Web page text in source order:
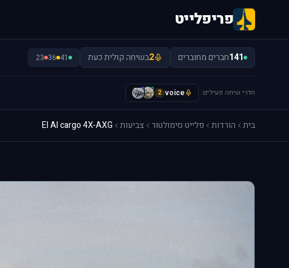
פריפלייט
141חברים מחוברים 2בשיחה קולית כעת 41
36
23
חדרי שיחה פעילים: voice
2
H
S
בית הורדות פלייט סימולטור צביעות El Al cargo 4X-AXG